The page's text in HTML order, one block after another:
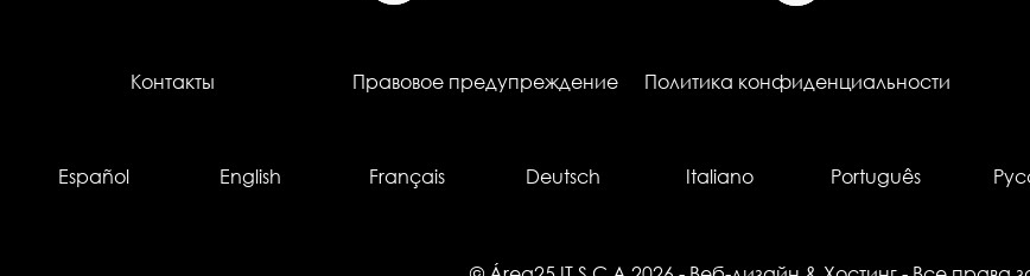
Контакты Правовое предупреждение Политика конфиденциальности
Español English Français Deutsch Italiano Português